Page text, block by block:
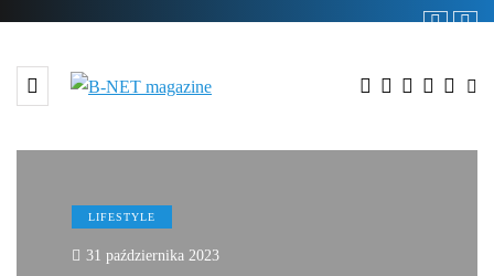
LIFESTYLE
31 października 2023